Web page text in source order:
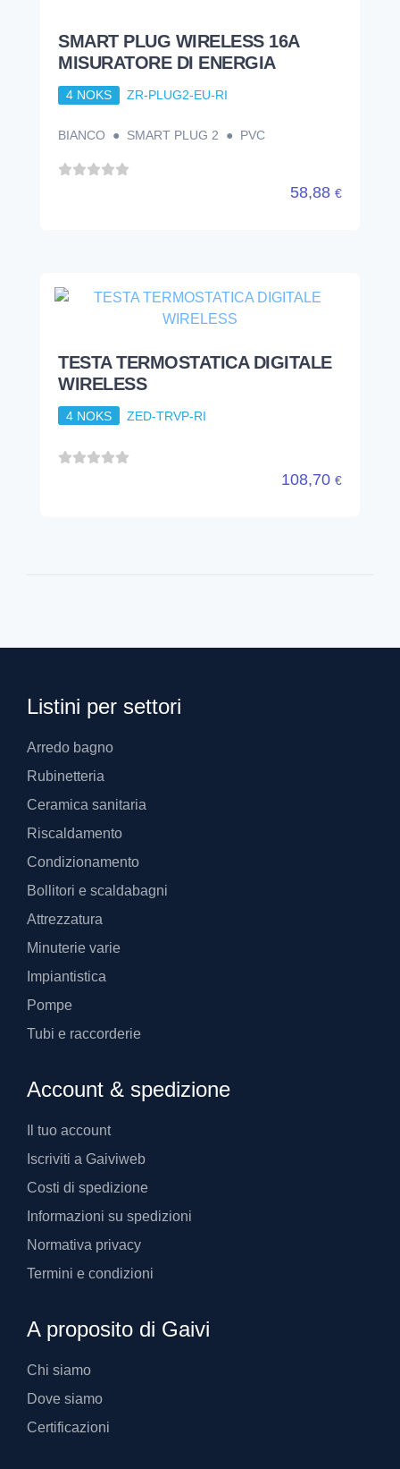
SMART PLUG WIRELESS 16A
MISURATORE DI ENERGIA
4 NOKS ZR-PLUG2-EU-RI
BIANCO ● SMART PLUG 2 ● PVC
58,88 €
TESTA TERMOSTATICA DIGITALE
WIRELESS
4 NOKS ZED-TRVP-RI
108,70 €
Listini per settori
Arredo bagno
Rubinetteria
Ceramica sanitaria
Riscaldamento
Condizionamento
Bollitori e scaldabagni
Attrezzatura
Minuterie varie
Impiantistica
Pompe
Tubi e raccorderie
Account & spedizione
Il tuo account
Iscriviti a Gaiviweb
Costi di spedizione
Informazioni su spedizioni
Normativa privacy
Termini e condizioni
A proposito di Gaivi
Chi siamo
Dove siamo
Certificazioni